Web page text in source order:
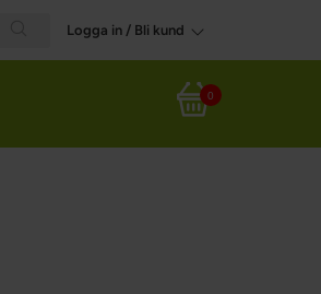
Search
Logga in / Bli kund
Varukorg
0